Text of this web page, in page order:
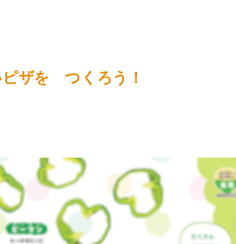
ザを つくろう！